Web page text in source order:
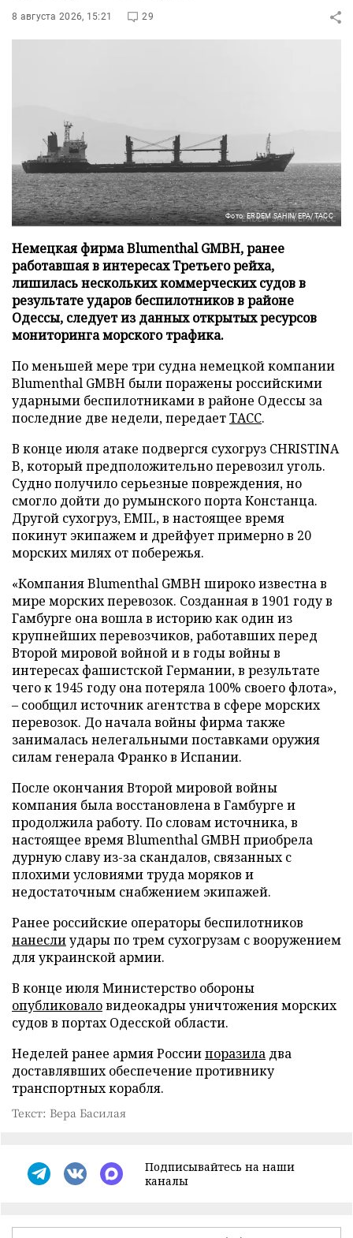
8 августа 2026, 15:21 29
Фото: ERDEM SAHIN/EPA/ТАСС
Немецкая фирма Blumenthal GMBH, ранее
работавшая в интересах Третьего рейха,
лишилась нескольких коммерческих судов в
результате ударов беспилотников в районе
Одессы, следует из данных открытых ресурсов
мониторинга морского трафика.
По меньшей мере три судна немецкой компании
Blumenthal GMBH были поражены российскими
ударными беспилотниками в районе Одессы за
последние две недели, передаетТАСС.
В конце июля атаке подвергся сухогруз CHRISTINA
B, который предположительно перевозил уголь.
Судно получило серьезные повреждения, но
смогло дойти до румынского порта Констанца.
Другой сухогруз, EMIL, в настоящее время
покинут экипажем и дрейфует примерно в 20
морских милях от побережья.
«Компания Blumenthal GMBH широко известна в
мире морских перевозок. Созданная в 1901 году в
Гамбурге она вошла в историю как один из
крупнейших перевозчиков, работавших перед
Второй мировой войной и в годы войны в
интересах фашистской Германии, в результате
чего к 1945 году она потеряла 100% своего флота»,
– сообщил источник агентства в сфере морских
перевозок. До начала войны фирма также
занималась нелегальными поставками оружия
силам генерала Франко в Испании.
После окончания Второй мировой войны
компания была восстановлена в Гамбурге и
продолжила работу. По словам источника, в
настоящее время Blumenthal GMBH приобрела
дурную славу из-за скандалов, связанных с
плохими условиями труда моряков и
недостаточным снабжением экипажей.
Ранее российские операторы беспилотников
нанеслиудары по трем сухогрузам с вооружением
для украинской армии.
В конце июля Министерство обороны
опубликоваловидеокадры уничтожения морских
судов в портах Одесской области.
Неделей ранее армия Россиипоразила два
доставлявших обеспечение противнику
транспортных корабля.
Текст: Вера Басилая
Подписывайтесь на наши
каналы